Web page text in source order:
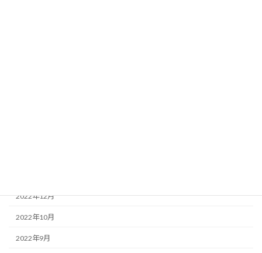
2022年12月
2022年10月
2022年9月